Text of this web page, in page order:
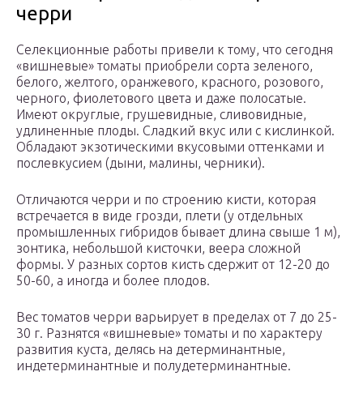
черри
Селекционные работы привели к тому, что сегодня
«вишневые» томаты приобрели сорта зеленого,
белого, желтого, оранжевого, красного, розового,
черного, фиолетового цвета и даже полосатые.
Имеют округлые, грушевидные, сливовидные,
удлиненные плоды. Сладкий вкус или с кислинкой.
Обладают экзотическими вкусовыми оттенками и
послевкусием (дыни, малины, черники).
Отличаются черри и по строению кисти, которая
встречается в виде грозди, плети (у отдельных
промышленных гибридов бывает длина свыше 1 м),
зонтика, небольшой кисточки, веера сложной
формы. У разных сортов кисть сдержит от 12-20 до
50-60, а иногда и более плодов.
Вес томатов черри варьирует в пределах от 7 до 25-
30 г. Разнятся «вишневые» томаты и по характеру
развития куста, делясь на детерминантные,
индетерминантные и полудетерминантные.